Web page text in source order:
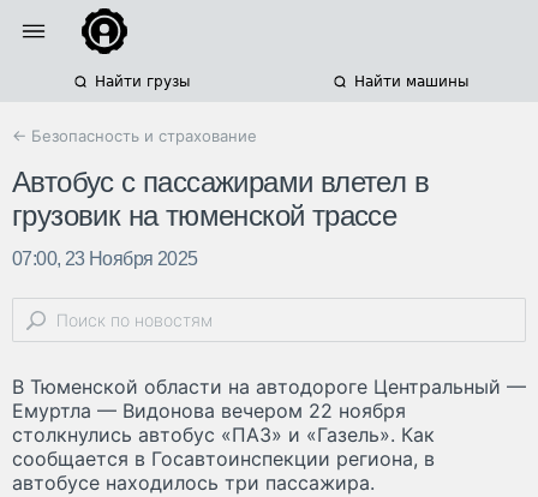
Найти грузы Найти машины
← Безопасность и страхование
Автобус с пассажирами влетел в
грузовик на тюменской трассе
07:00, 23 Ноября 2025
В Тюменской области на автодороге Центральный —
Емуртла — Видонова вечером 22 ноября
столкнулись автобус «ПАЗ» и «Газель». Как
сообщается в Госавтоинспекции региона, в
автобусе находилось три пассажира.